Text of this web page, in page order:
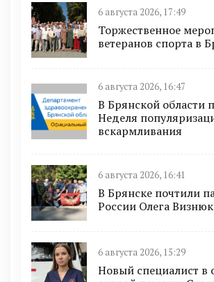
6 августа 2026, 17:49
Торжественное
ветеранов спорта в
6 августа 2026, 16:47
В Брянской области
Неделя
вскармливания
6 августа 2026, 16:41
В Брянске почтили
России Олега
6 августа 2026, 15:29
Новый специалист в